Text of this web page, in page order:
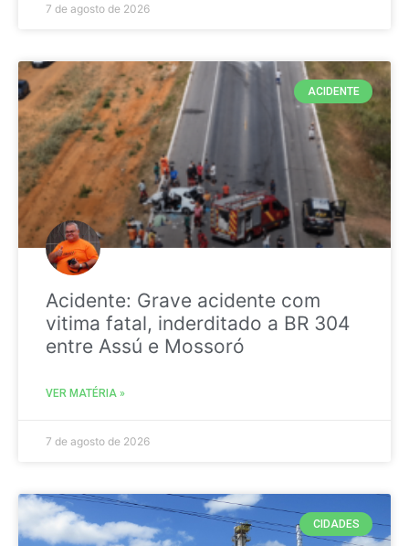
7 de agosto de 2026
ACIDENTE
Acidente: Grave acidente com
vitima fatal, inderditado a BR 304
entre Assú e Mossoró
VER MATÉRIA »
7 de agosto de 2026
CIDADES